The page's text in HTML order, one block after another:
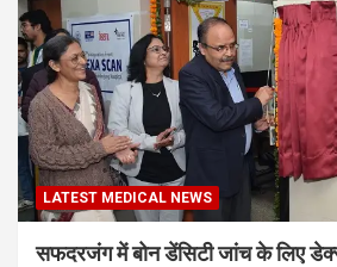
LATEST MEDICAL NEWS
सफदरजंग में बोन डेंसिटी जांच के लिए